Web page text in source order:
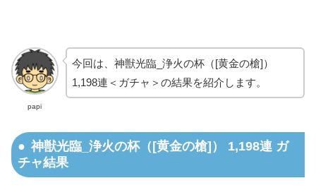
papi
今回は、神獣光臨_浄火の杯（[黄金の槍]）
1,198連＜ガチャ＞の結果を紹介します。
神獣光臨_浄火の杯（[黄金の槍]） 1,198連 ガ
チャ結果